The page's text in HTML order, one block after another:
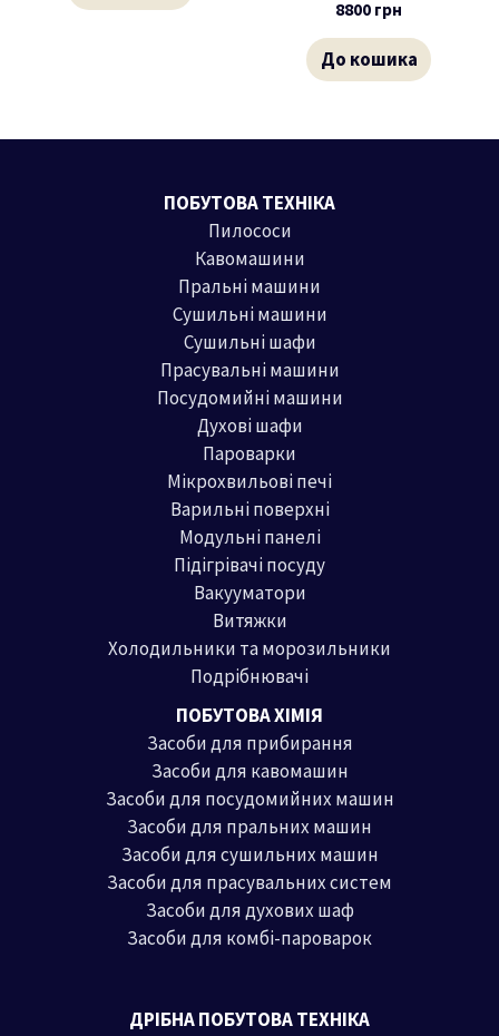
8800 грн
До кошика
ПОБУТОВА ТЕХНІКА
Пилососи
Кавомашини
Пральні машини
Сушильні машини
Сушильні шафи
Прасувальні машини
Посудомийні машини
Духові шафи
Пароварки
Мікрохвильові печі
Варильні поверхні
Модульні панелі
Підігрівачі посуду
Вакууматори
Витяжки
Холодильники та морозильники
Подрібнювачі
ПОБУТОВА ХІМІЯ
Засоби для прибирання
Засоби для кавомашин
Засоби для посудомийних машин
Засоби для пральних машин
Засоби для сушильних машин
Засоби для прасувальних систем
Засоби для духових шаф
Засоби для комбі-пароварок
ДРІБНА ПОБУТОВА ТЕХНІКА